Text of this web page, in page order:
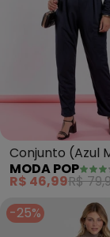
Conjunto (Azul
em Malha
MODA POP
R$ 46,99R$
-25%